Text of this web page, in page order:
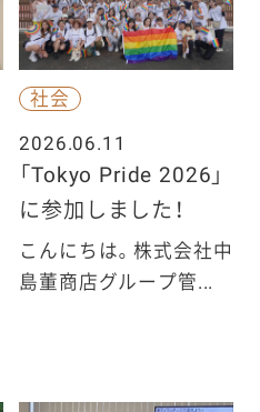
社会
2026.06.11
「Tokyo Pride 2026」
に参加しました！
こんにちは。株式会社中
島董商店グループ管...